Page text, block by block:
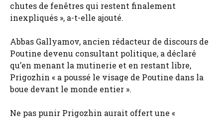
chutes de fenêtres qui restent finalement
inexpliqués », a-t-elle ajouté.
Abbas Gallyamov, ancien rédacteur de discours de
Poutine devenu consultant politique, a déclaré
qu’en menant la mutinerie et en restant libre,
Prigozhin « a poussé le visage de Poutine dans la
boue devant le monde entier ».
Ne pas punir Prigozhin aurait offert une «